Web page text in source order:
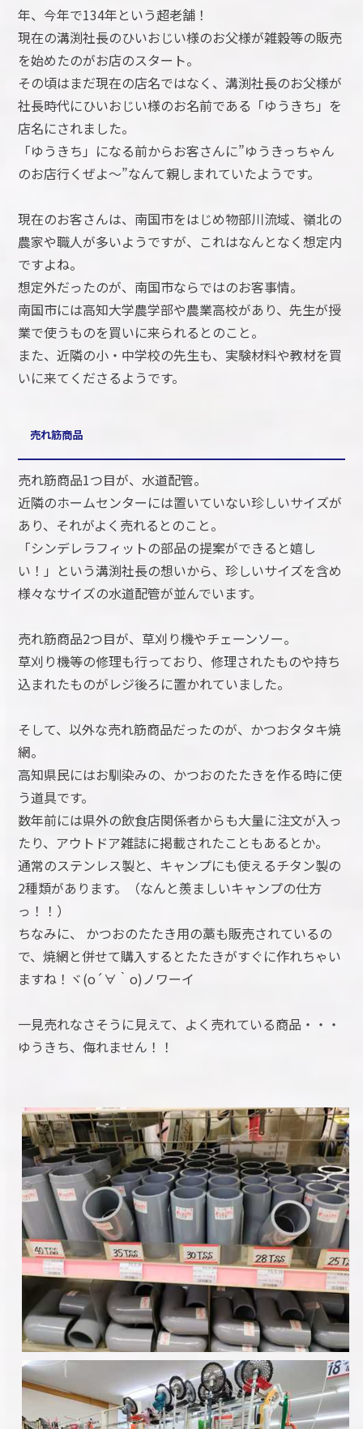
年、今年で134年という超老舗！
現在の溝渕社長のひいおじい様のお父様が雑穀等の販売
を始めたのがお店のスタート。
その頃はまだ現在の店名ではなく、溝渕社長のお父様が
社長時代にひいおじい様のお名前である「ゆうきち」を
店名にされました。
「ゆうきち」になる前からお客さんに”ゆうきっちゃん
のお店行くぜよ～”なんて親しまれていたようです。
現在のお客さんは、南国市をはじめ物部川流域、嶺北の
農家や職人が多いようですが、これはなんとなく想定内
ですよね。
想定外だったのが、南国市ならではのお客事情。
南国市には高知大学農学部や農業高校があり、先生が授
業で使うものを買いに来られるとのこと。
また、近隣の小・中学校の先生も、実験材料や教材を買
いに来てくださるようです。
売れ筋商品
売れ筋商品1つ目が、水道配管。
近隣のホームセンターには置いていない珍しいサイズが
あり、それがよく売れるとのこと。
「シンデレラフィットの部品の提案ができると嬉し
い！」という溝渕社長の想いから、珍しいサイズを含め
様々なサイズの水道配管が並んでいます。
売れ筋商品2つ目が、草刈り機やチェーンソー。
草刈り機等の修理も行っており、修理されたものや持ち
込まれたものがレジ後ろに置かれていました。
そして、以外な売れ筋商品だったのが、かつおタタキ焼
網。
高知県民にはお馴染みの、かつおのたたきを作る時に使
う道具です。
数年前には県外の飲食店関係者からも大量に注文が入っ
たり、アウトドア雑誌に掲載されたこともあるとか。
通常のステンレス製と、キャンプにも使えるチタン製の
2種類があります。（なんと羨ましいキャンプの仕方
っ！！）
ちなみに、 かつおのたたき用の藁も販売されているの
で、焼網と併せて購入するとたたきがすぐに作れちゃい
ますね！ヾ(o´∀｀o)ノワーイ
一見売れなさそうに見えて、よく売れている商品・・・
ゆうきち、侮れません！！